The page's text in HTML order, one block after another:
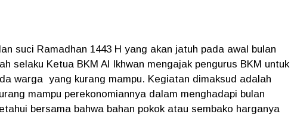
suci Ramadhan 1443 H yang akan jatuh pada awal bulan
selaku Ketua BKM Al Ikhwan mengajak pengurus BKM untuk
warga yang kurang mampu. Kegiatan dimaksud adalah
mampu perekonomiannya dalam menghadapi bulan
bersama bahwa bahan pokok atau sembako harganya